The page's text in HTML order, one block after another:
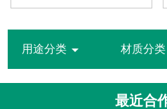
用途分类arrow_drop_down 材质分类
最近合